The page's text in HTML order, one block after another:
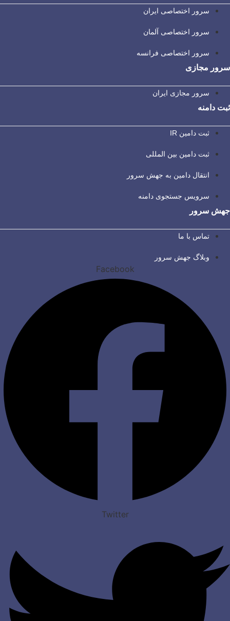
سرور اختصاصی ایران
سرور اختصاصی آلمان
سرور اختصاصی فرانسه
سرور مجازی
سرور مجازی ایران
ثبت دامنه
ثبت دامین IR
ثبت دامین بین المللی
انتقال دامین به جهش سرور
سرویس جستجوی دامنه
جهش سرور
تماس با ما
وبلاگ جهش سرور
Facebook
Twitter